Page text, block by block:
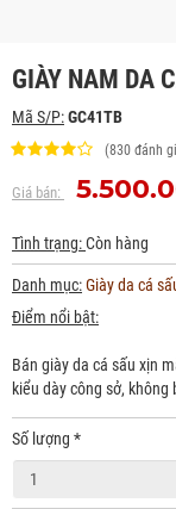
GIÀY NAM DA
Mã S/P:GC41TB
(830 đánh
Giá bán:
Tình trạng:Còn hàng
Danh mục:Giày da cá
Điểm nổi bật:
Bán giày da cá sấu xịn
kiểu dày công sở,
Số lượng *